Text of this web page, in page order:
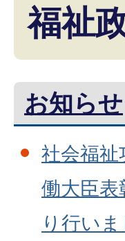
福祉
お知らせ
社会福祉
働大臣表
り行い